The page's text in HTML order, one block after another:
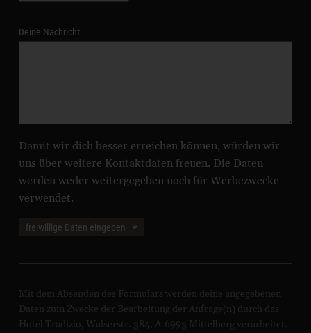
Deine Nachricht
Damit wir dich besser erreichen können, würden wir
uns über weitere Kontaktdaten freuen. Die Daten
werden weder weitergegeben noch für Werbezwecke
verwendet.
freiwillige Daten eingeben
Telefon
Mit dem Absenden des Formulars werden deine angegebenen
Daten zum Zwecke der Bearbeitung der Anfrage(n) durch das
Hotel Tradizio, Walserstr. 384, A-6993 Mittelberg verarbeitet.